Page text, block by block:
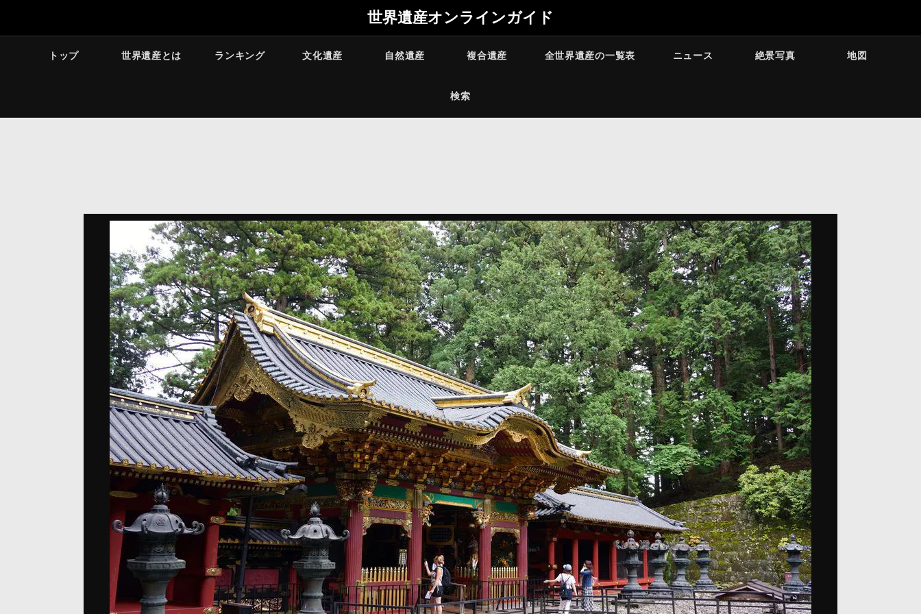
世界遺産オンラインガイド
トップ 世界遺産とは ランキング 文化遺産 自然遺産 複合遺産 全世界遺産の一覧表 ニュース 絶景写真 地図
検索